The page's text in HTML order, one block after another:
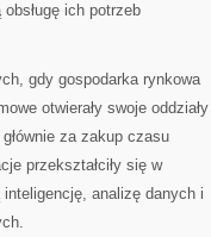
ich potrzeb
gdy gospodarka rynkowa
otwierały swoje oddziały
za zakup czasu
przekształciły się w
analizę danych i